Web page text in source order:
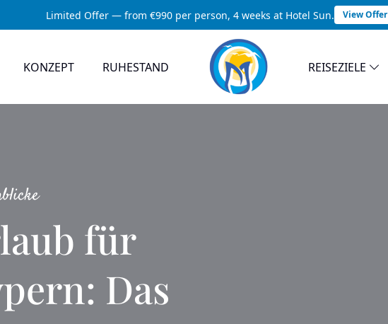
Limited Offer — from €990 per person, 4 weeks at Hotel Sun. View Offer
KONZEPT RUHESTAND REISEZIELE
für
Das